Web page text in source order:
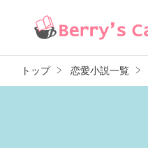
トップ 恋愛小説一覧